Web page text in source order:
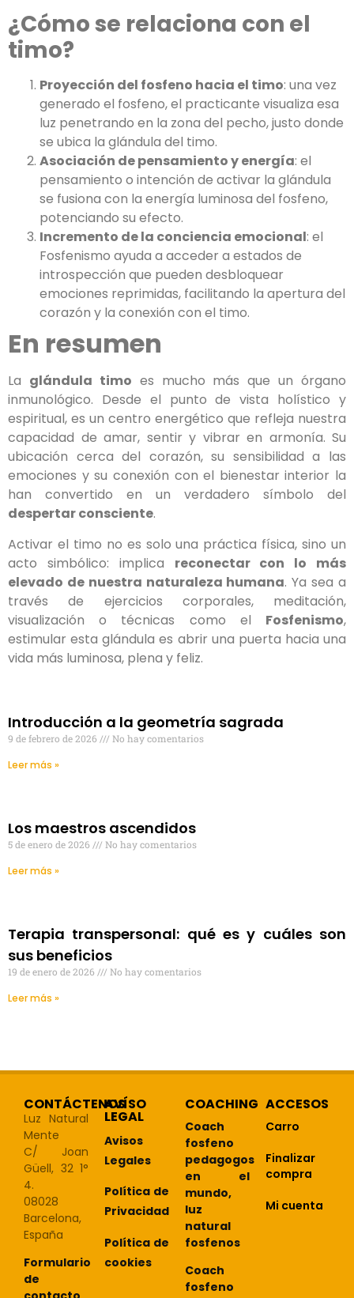
¿Cómo se relaciona con el
timo?
Proyección del fosfeno hacia el timo: una vez
generado el fosfeno, el practicante visualiza esa
luz penetrando en la zona del pecho, justo donde
se ubica la glándula del timo.
Asociación de pensamiento y energía: el
pensamiento o intención de activar la glándula
se fusiona con la energía luminosa del fosfeno,
potenciando su efecto.
Incremento de la conciencia emocional: el
Fosfenismo ayuda a acceder a estados de
introspección que pueden desbloquear
emociones reprimidas, facilitando la apertura del
corazón y la conexión con el timo.
En resumen
La glándula timo es mucho más que un órgano
inmunológico. Desde el punto de vista holístico y
espiritual, es un centro energético que refleja nuestra
capacidad de amar, sentir y vibrar en armonía. Su
ubicación cerca del corazón, su sensibilidad a las
emociones y su conexión con el bienestar interior la
han convertido en un verdadero símbolo del
despertar consciente.
Activar el timo no es solo una práctica física, sino un
acto simbólico: implica reconectar con lo más
elevado de nuestra naturaleza humana. Ya sea a
través de ejercicios corporales, meditación,
visualización o técnicas como el Fosfenismo,
estimular esta glándula es abrir una puerta hacia una
vida más luminosa, plena y feliz.
Introducción a la geometría sagrada
9 de febrero de 2026 No hay comentarios
Leer más »
Los maestros ascendidos
5 de enero de 2026 No hay comentarios
Leer más »
Terapia transpersonal: qué es y cuáles son
sus beneficios
19 de enero de 2026 No hay comentarios
Leer más »
CONTÁCTENOS
Luz Natural
Mente
C/ Joan
Güell, 32 1°
4.
08028
Barcelona,
España
Formulario
de
AVÍSO
LEGAL
Avisos
Legales
Política de
Privacidad
Política de
cookies
COACHING
Coach
fosfeno
pedagogos
en el
mundo,
luz
natural
fosfenos
Coach
fosfeno
ACCESOS
Carro
Finalizar
compra
Mi cuenta